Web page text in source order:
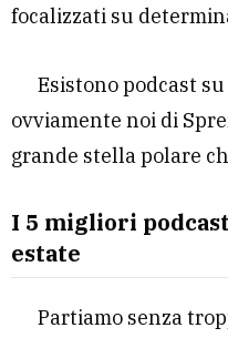
focalizzati su
Esistono podcast
ovviamente noi di
grande stella polare
I 5 migliori
estate
Partiamo senza